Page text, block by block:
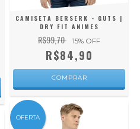
CAMISETA BERSERK - GUTS |
DRY FIT ANIMES
R$99,70 15% OFF
R$84,90
COMPRAR
OFERTA